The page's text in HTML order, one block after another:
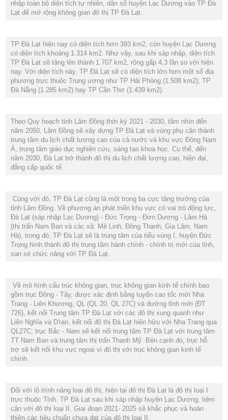
nhập toàn bộ diện tích tự nhiên, dân số huyện Lạc Dương vào TP Đà
Lạt để mở rộng không gian đô thị TP Đà Lạt.
TP Đà Lạt hiện nay có diện tích hơn 393 km2, còn huyện Lạc Dương
có diện tích khoảng 1.314 km2. Như vậy, sau khi sáp nhập, diện tích
TP Đà Lạt sẽ tăng lên thành 1.707 km2, rộng gấp 4,3 lần so với hiện
nay. Với diện tích này, TP Đà Lạt sẽ có diện tích lớn hơn một số địa
phương trực thuộc Trung ương như TP Hải Phòng (1.508 km2); TP
Đà Nẵng (1.285 km2) hay TP Cần Thơ (1.439 km2).
Theo Quy hoạch tỉnh Lâm Đồng thời kỳ 2021 - 2030, tầm nhìn đến
năm 2050, Lâm Đồng sẽ xây dựng TP Đà Lạt và vùng phụ cận thành
trung tâm du lịch chất lượng cao của cả nước và khu vực Đông Nam
Á, trung tâm giáo dục nghiên cứu, sáng tạo khoa học. Cụ thể, đến
năm 2030, Đà Lạt trở thành đô thị du lịch chất lượng cao, hiện đại,
đẳng cấp quốc tế.
Cùng với đó, TP Đà Lạt cũng là một trong ba cực tăng trưởng của
tỉnh Lâm Đồng. Về phương án phát triển khu vực có vai trò động lực,
Đà Lạt (sáp nhập Lạc Dương) - Đức Trọng - Đơn Dương - Lâm Hà
(thị trấn Nam Ban và các xã: Mê Linh, Đông Thanh, Gia Lâm, Nam
Hà), trong đó, TP Đà Lạt sẽ là trung tâm của tiểu vùng I, huyện Đức
Trọng hình thành đô thị trung tâm hành chính - chính trị mới của tỉnh,
san sẻ chức năng với TP Đà Lạt.
Về mô hình cấu trúc không gian, trục không gian kinh tế chính bao
gồm trục Đông - Tây, được xác định bằng tuyến cao tốc mới Nha
Trang - Liên Khương, QL (QL 20, QL 27C) và đường tỉnh mới (ĐT
726), kết nối Trung tâm TP Đà Lạt với các đô thị xung quanh như
Liên Nghĩa và D'ran, kết nối đô thị Đà Lạt hiện hữu với Nha Trang qua
QL27C; trục Bắc - Nam sẽ kết nối trung tâm TP Đà Lạt với trung tâm
TT Nam Ban và trung tâm thị trấn Thanh Mỹ. Bên cạnh đó, trục hỗ
trợ sẽ kết nối khu vực ngoại vi đô thị với trục không gian kinh tế
chính.
Đối với lộ trình nâng loại đô thị, hiện tại đô thị Đà Lạt là đô thị loại I
trực thuộc Tỉnh. TP Đà Lạt sau khi sáp nhập huyện Lạc Dương, tiệm
cận với đô thị loại II. Giai đoạn 2021- 2025 sẽ khắc phục và hoàn
thiện các tiêu chuẩn chưa đạt của đô thị loại II.